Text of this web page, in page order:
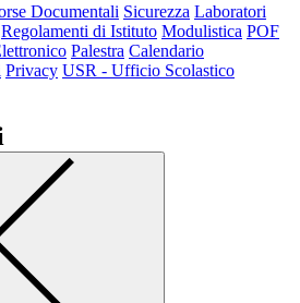
Documentali Sicurezza Laboratori
Regolamenti di Istituto Modulistica POF
Palestra Calendario
Privacy USR - Ufficio Scolastico